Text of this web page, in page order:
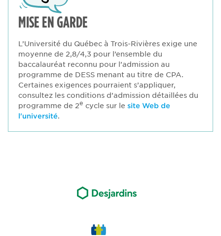
MISE EN GARDE
L’Université du Québec à Trois-Rivières exige une
moyenne de 2,8/4,3 pour l’ensemble du
baccalauréat reconnu pour l’admission au
programme de DESS menant au titre de CPA.
Certaines exigences pourraient s’appliquer,
consultez les conditions d’admission détaillées du
programme de 2e cycle sur le site Web de
l'université.